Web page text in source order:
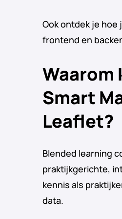
Ook ontdek je hoe
frontend en
Waarom
Smart
Leaflet?
Blended learning
praktijkgerichte,
kennis als
data.